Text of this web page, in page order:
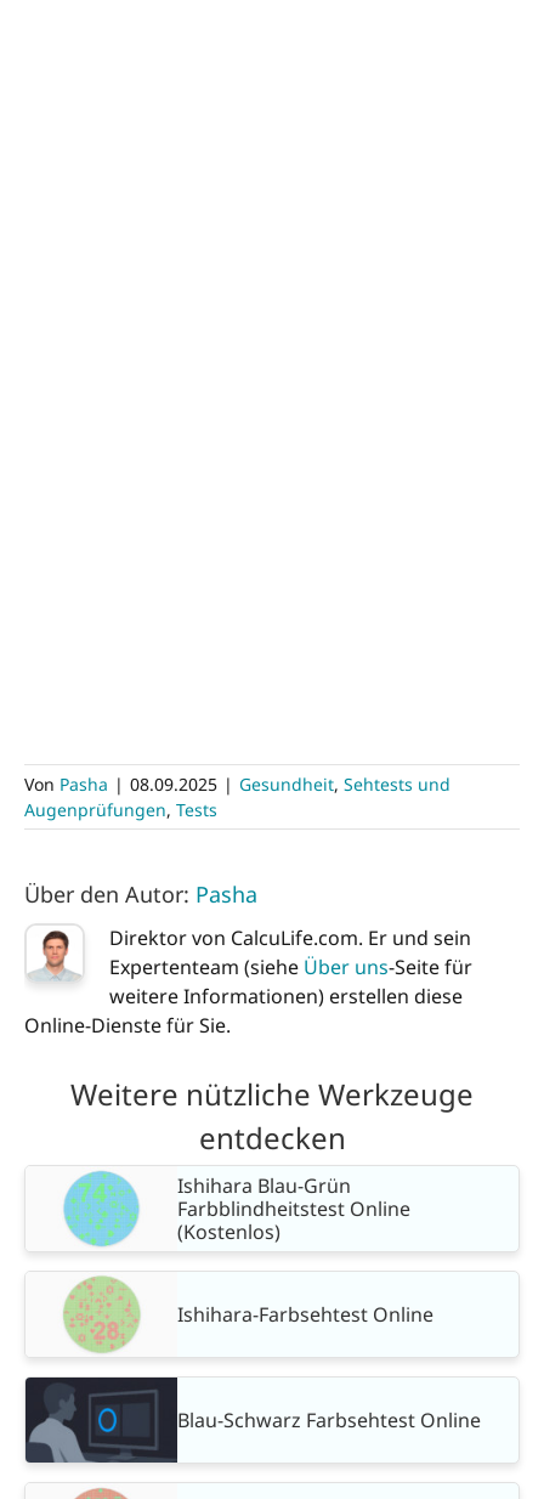
Von Pasha | 08.09.2025 | Gesundheit, Sehtests und
Augenprüfungen, Tests
Über den Autor: Pasha
Direktor von CalcuLife.com. Er und sein
Expertenteam (siehe Über uns-Seite für
weitere Informationen) erstellen diese
Online-Dienste für Sie.
Weitere nützliche Werkzeuge
entdecken
Ishihara Blau-Grün
Farbblindheitstest Online
(Kostenlos)
Ishihara-Farbsehtest Online
Blau-Schwarz Farbsehtest Online